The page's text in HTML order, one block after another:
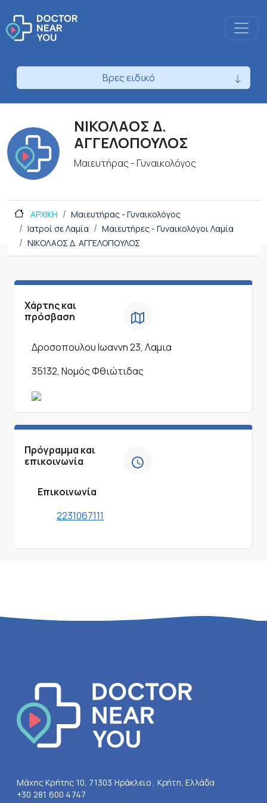
Βρες ειδικό
ΝΙΚΟΛΑΟΣ Δ.
ΑΓΓΕΛΟΠΟΥΛΟΣ
Μαιευτήρας - Γυναικολόγος
ΑΡΧΙΚΗ
Μαιευτήρας - Γυναικολόγος
Ιατροί σε Λαμία
Μαιευτήρες - Γυναικολόγοι Λαμία
ΝΙΚΟΛΑΟΣ Δ. ΑΓΓΕΛΟΠΟΥΛΟΣ
Χάρτης και
πρόσβαση
Δροσοπουλου Ιωαννη 23, Λαμια
35132, Νομός Φθιώτιδας
Πρόγραμμα και
επικοινωνία
Επικοινωνία
2231067111
Μάχης Κρήτης 10, 71303 Ηράκλειο , Κρήτη, Ελλάδα
+30 281 600 4747